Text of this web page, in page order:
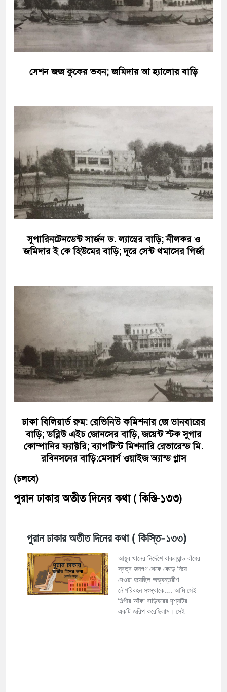
সেশন জজ কুকের ভবন; জমিদার আ হ্যালোর বাড়ি
সুপারিনটেনডেন্ট সার্জন ড. ল্যাম্বের বাড়ি; নীলকর ও
জমিদার ই কে হিউমের বাড়ি; দূরে সেন্ট থমাসের গির্জা
ঢাকা বিলিয়ার্ড রুম: রেভিনিউ কমিশনার জে ডানবারের
বাড়ি; ডব্লিউ এইচ জোনসের বাড়ি, জয়েন্ট স্টক সুগার
কোম্পানির ফ্যাক্টরি; ব্যাপটিস্ট মিশনারি রেভারেন্ড মি.
রবিনসনের বাড়ি:মেসার্স ওয়াইজ অ্যান্ড গ্লাস
(চলবে)
পুরান ঢাকার অতীত দিনের কথা ( কিস্তি-১৩৩)